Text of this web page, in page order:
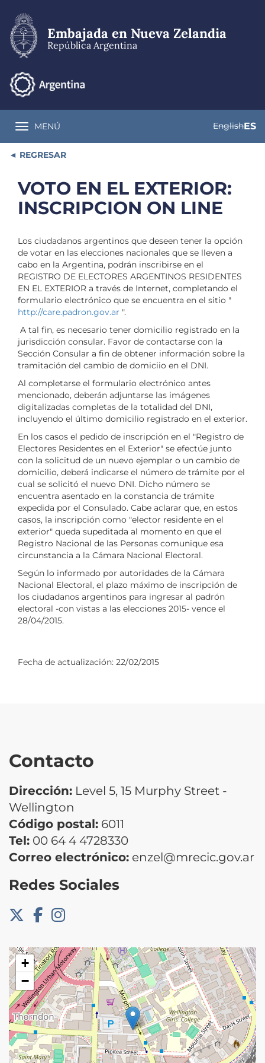
contenido
principal
Embajada en Nueva Zelandia
República Argentina
Toggle navigation
MENÚ EnglishES
REGRESAR
VOTO EN EL EXTERIOR:
INSCRIPCION ON LINE
Los ciudadanos argentinos que deseen tener la opción
de votar en las elecciones nacionales que se lleven a
cabo en la Argentina, podrán inscribirse en el
REGISTRO DE ELECTORES ARGENTINOS RESIDENTES
EN EL EXTERIOR a través de Internet, completando el
formulario electrónico que se encuentra en el sitio "
http://care.padron.gov.ar ".
A tal fin, es necesario tener domicilio registrado en la
jurisdicción consular. Favor de contactarse con la
Sección Consular a fin de obtener información sobre la
tramitación del cambio de domiciio en el DNI.
Al completarse el formulario electrónico antes
mencionado, deberán adjuntarse las imágenes
digitalizadas completas de la totalidad del DNI,
incluyendo el último domicilio registrado en el exterior.
En los casos el pedido de inscripción en el "Registro de
Electores Residentes en el Exterior" se efectúe junto
con la solicitud de un nuevo ejemplar o un cambio de
domicilio, deberá indicarse el número de trámite por el
cual se solicitó el nuevo DNI. Dicho número se
encuentra asentado en la constancia de trámite
expedida por el Consulado. Cabe aclarar que, en estos
casos, la inscripción como "elector residente en el
exterior" queda supeditada al momento en que el
Registro Nacional de las Personas comunique esa
circunstancia a la Cámara Nacional Electoral.
Según lo informado por autoridades de la Cámara
Nacional Electoral, el plazo máximo de inscripción de
los ciudadanos argentinos para ingresar al padrón
electoral -con vistas a las elecciones 2015- vence el
28/04/2015.
Fecha de actualización: 22/02/2015
Contacto
Dirección: Level 5, 15 Murphy Street -
Wellington
Código postal: 6011
Tel: 00 64 4 4728330
Correo electrónico: enzel@mrecic.gov.ar
Redes Sociales
+
−